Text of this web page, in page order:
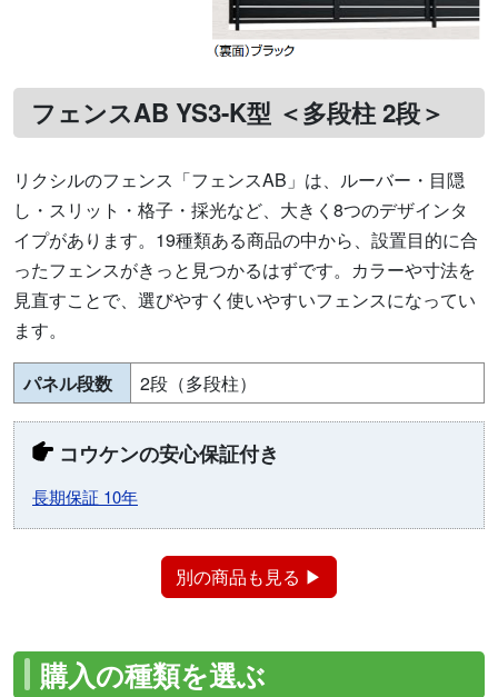
フェンスAB YS3-K型 ＜多段柱 2段＞
リクシルのフェンス「フェンスAB」は、ルーバー・目隠
し・スリット・格子・採光など、大きく8つのデザインタ
イプがあります。19種類ある商品の中から、設置目的に合
ったフェンスがきっと見つかるはずです。カラーや寸法を
見直すことで、選びやすく使いやすいフェンスになってい
ます。
パネル段数 2段（多段柱）
コウケンの安心保証付き
長期保証 10年
別の商品も見る ▶
購入の種類を選ぶ